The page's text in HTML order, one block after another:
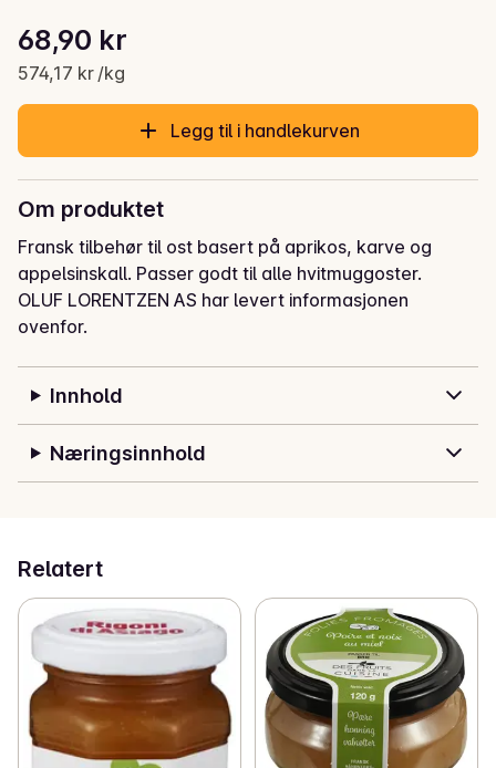
Gjeldende pris er: 68,90 kr
68,90 kr
574,17 kr /kg
Stykkpris: 574,17 kr /kg
Legg til i handlekurven
Om produktet
Fransk tilbehør til ost basert på aprikos, karve og
appelsinskall. Passer godt til alle hvitmuggoster.
OLUF LORENTZEN AS har levert informasjonen
ovenfor.
Innhold
Næringsinnhold
Relatert